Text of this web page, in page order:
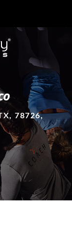
78726,